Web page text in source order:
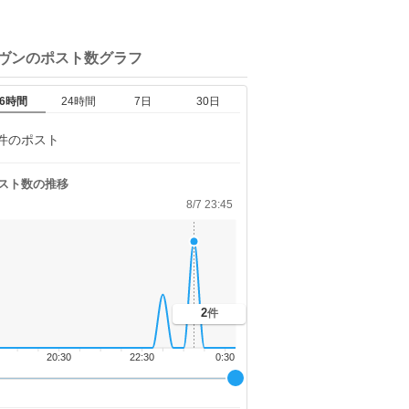
ンのポスト数グラフ
6時間 24時間 7日 30日
のポスト
ト数の推移
0:30
22:30
20:30
8/7 23:45
2件